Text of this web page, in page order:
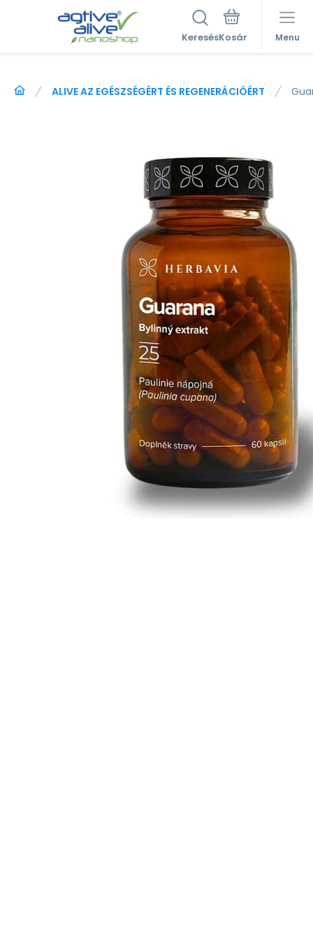
Keresés Menu
ALIVE AZ EGÉSZSÉGÉRT ÉS REGENERÁCIÓÉRT